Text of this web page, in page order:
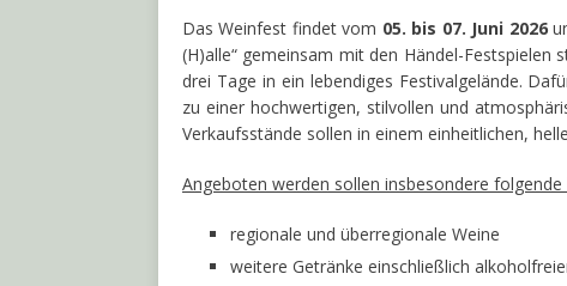
Das Weinfest findet vom 05. bis 07. Juni 2026
(H)alle“ gemeinsam mit den Händel-
drei Tage in ein lebendiges Festivalgelände.
zu einer hochwertigen, stilvollen und
Verkaufsstände sollen in einem einheitlichen,
Angeboten werden sollen insbesondere
regionale und überregionale Weine
weitere Getränke einschließlich